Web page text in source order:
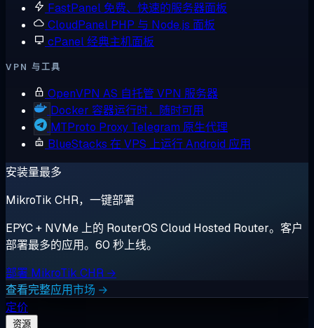
FastPanel 免费、快速的服务器面板
CloudPanel PHP 与 Node.js 面板
cPanel经典主机面板
VPN 与工具
OpenVPN AS 自托管 VPN 服务器
Docker 容器运行时，随时可用
MTProto Proxy Telegram 原生代理
BlueStacks 在 VPS 上运行 Android 应用
安装量最多
MikroTik CHR，一键部署
EPYC + NVMe 上的 RouterOS Cloud Hosted Router。客户
部署最多的应用。60 秒上线。
部署 MikroTik CHR →
查看完整应用市场 →
定价